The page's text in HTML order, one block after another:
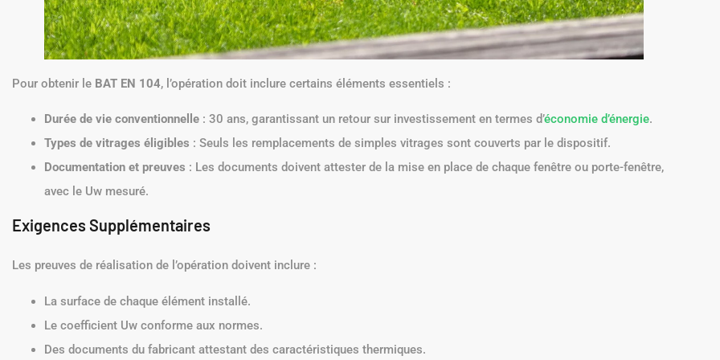
Pour obtenir le BAT EN 104, l’opération doit inclure certains éléments essentiels :
Durée de vie conventionnelle : 30 ans, garantissant un retour sur investissement en termes d’économie d’énergie.
Types de vitrages éligibles : Seuls les remplacements de simples vitrages sont couverts par le dispositif.
Documentation et preuves : Les documents doivent attester de la mise en place de chaque fenêtre ou porte-fenêtre,
avec le Uw mesuré.
Exigences Supplémentaires
Les preuves de réalisation de l’opération doivent inclure :
La surface de chaque élément installé.
Le coefficient Uw conforme aux normes.
Des documents du fabricant attestant des caractéristiques thermiques.